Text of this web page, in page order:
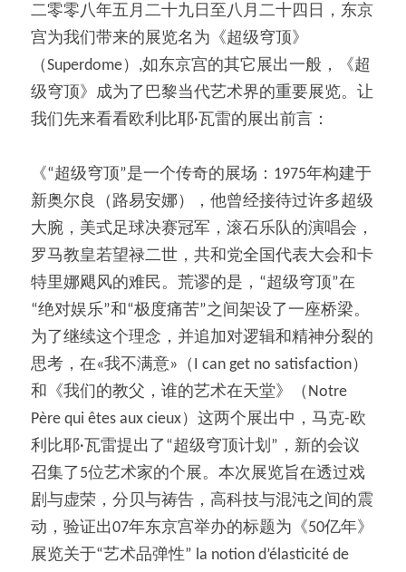
二零零八年五月二十九日至八月二十四日，东京
宫为我们带来的展览名为《超级穹顶》
（Superdome）,如东京宫的其它展出一般，《超
级穹顶》成为了巴黎当代艺术界的重要展览。让
我们先来看看欧利比耶·瓦雷的展出前言：
《“超级穹顶”是一个传奇的展场：1975年构建于
新奥尔良（路易安娜），他曾经接待过许多超级
大腕，美式足球决赛冠军，滚石乐队的演唱会，
罗马教皇若望禄二世，共和党全国代表大会和卡
特里娜飓风的难民。荒谬的是，“超级穹顶”在
“绝对娱乐”和“极度痛苦”之间架设了一座桥梁。
为了继续这个理念，并追加对逻辑和精神分裂的
思考，在«我不满意»（I can get no satisfaction）
和《我们的教父，谁的艺术在天堂》（Notre
Père qui êtes aux cieux）这两个展出中，马克-欧
利比耶·瓦雷提出了“超级穹顶计划”，新的会议
召集了5位艺术家的个展。本次展览旨在透过戏
剧与虚荣，分贝与祷告，高科技与混沌之间的震
动，验证出07年东京宫举办的标题为《50亿年》
展览关于“艺术品弹性” la notion d’élasticité de